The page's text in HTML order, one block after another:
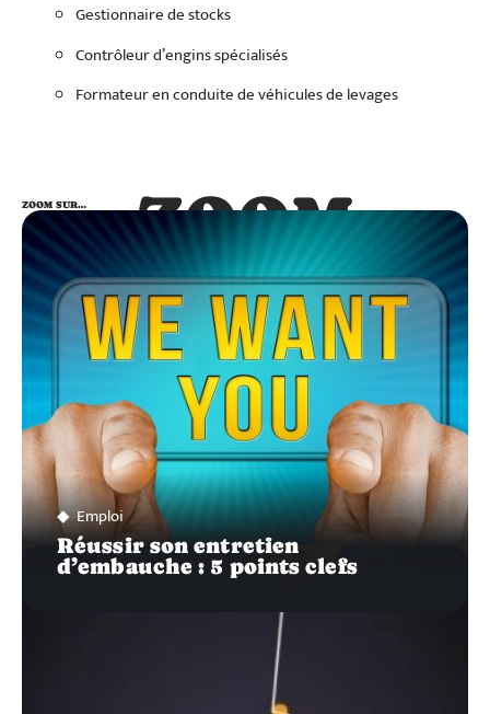
Gestionnaire de stocks
Contrôleur d’engins spécialisés
Formateur en conduite de véhicules de levages
ZOOM
SUR…
ZOOM SUR…
Emploi
Réussir son entretien
d’embauche : 5 points clefs